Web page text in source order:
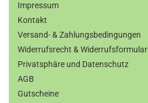
Impressum
Kontakt
Versand- & Zahlungsbedingungen
Widerrufsrecht & Widerrufsformular
Privatsphäre und Datenschutz
AGB
Gutscheine